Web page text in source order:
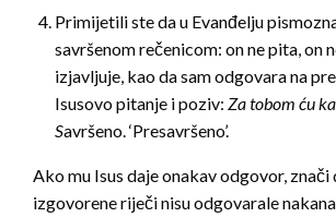
Primijetili ste da u Evanđelju
savršenom rečenicom: on ne pita, on
izjavljuje, kao da sam odgovara na
Isusovo pitanje i poziv: Za tobom ću
Savršeno. ‘Presavršeno’.
Ako mu Isus daje onakav odgovor, znači
izgovorene riječi nisu odgovarale